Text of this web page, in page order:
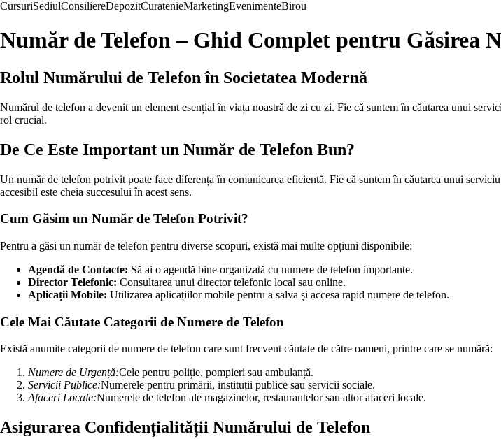
CursuriSediulConsiliereDepozitCuratenieMarketingEvenimenteBirou
Număr de Telefon – Ghid Complet pentru Găsirea
Rolul Numărului de Telefon în Societatea Modernă
Numărul de telefon a devenit un element esențial în viața noastră de zi cu zi. Fie că suntem în căutarea unui
rol crucial.
De Ce Este Important un Număr de Telefon Bun?
Un număr de telefon potrivit poate face diferența în comunicarea eficientă. Fie că suntem în căutarea unui
accesibil este cheia succesului în acest sens.
Cum Găsim un Număr de Telefon Potrivit?
Pentru a găsi un număr de telefon pentru diverse scopuri, există mai multe opțiuni disponibile:
Agendă de Contacte: Să ai o agendă bine organizată cu numere de telefon importante.
Director Telefonic: Consultarea unui director telefonic local sau online.
Aplicații Mobile: Utilizarea aplicațiilor mobile pentru a salva și accesa rapid numere de telefon.
Cele Mai Căutate Categorii de Numere de Telefon
Există anumite categorii de numere de telefon care sunt frecvent căutate de către oameni, printre care se numără:
Numere de Urgență:Cele pentru poliție, pompieri sau ambulanță.
Servicii Publice:Numerele pentru primării, instituții publice sau servicii sociale.
Afaceri Locale:Numerele de telefon ale magazinelor, restaurantelor sau altor afaceri locale.
Asigurarea Confidențialității Numărului de Telefon